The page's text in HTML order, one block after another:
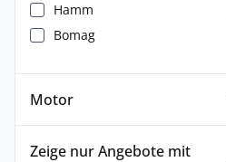
Hamm
Bomag
Motor
Zeige nur Angebote mit